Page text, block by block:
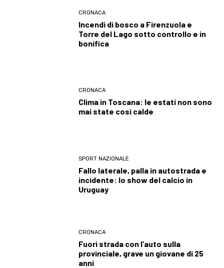
CRONACA
Incendi di bosco a Firenzuola e
Torre del Lago sotto controllo e in
bonifica
CRONACA
Clima in Toscana: le estati non sono
mai state così calde
SPORT NAZIONALE
Fallo laterale, palla in autostrada e
incidente: lo show del calcio in
Uruguay
CRONACA
Fuori strada con l’auto sulla
provinciale, grave un giovane di 25
anni